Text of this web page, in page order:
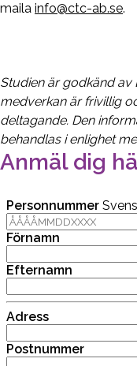
maila info@ctc-ab.se.
Studien är godkänd av
medverkan är frivillig
deltagande. Den
behandlas i enlighet
Anmäl dig